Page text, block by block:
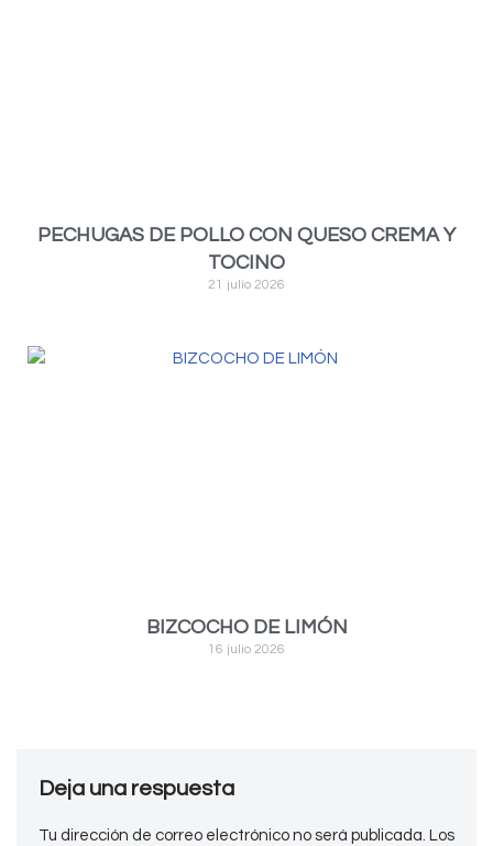
PECHUGAS DE POLLO CON QUESO CREMA Y
TOCINO
21 julio 2026
BIZCOCHO DE LIMÓN
16 julio 2026
Deja una respuesta
Tu dirección de correo electrónico no será publicada. Los